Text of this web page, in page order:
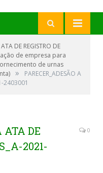
DE REGISTRO DE
de empresa para
de urnas
»
PARECER_ADESÃO A
2403001
ATA DE
2021-
0